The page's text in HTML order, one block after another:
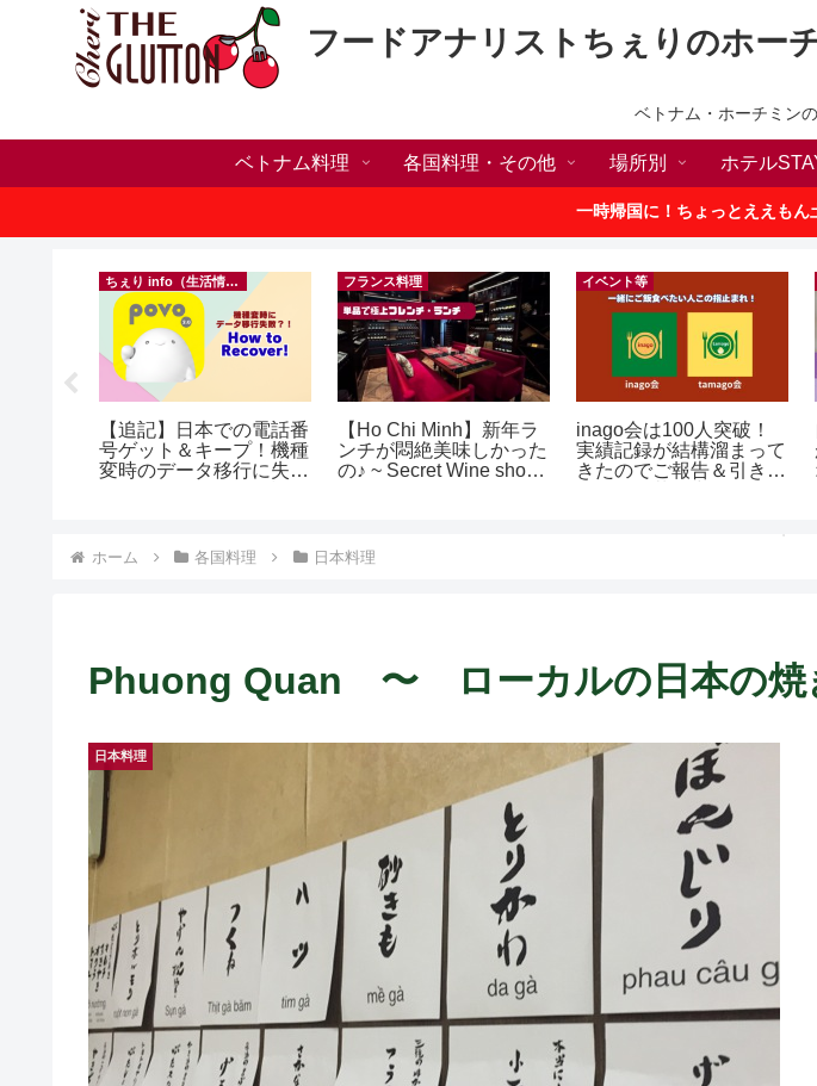
フードアナリストちぇりのホー
ベトナム・ホーチミン
ベトナム料理 各国料理・その他 場所別 ホテル
一時帰国に！ちょっとええもん
ちぇり info（生活情報）
【追記】日本での電話番
号ゲット＆キープ！機種
変時のデータ移行に失敗
フランス料理
【Ho Chi Minh】新年ラ
ンチが悶絶美味しかった
の♪ ~ Secret Wine shop
イベント等
inago会は100人突破！
実績記録が結構溜まって
きたのでご報告＆引き続
ホーム 各国料理 日本料理
Phuong Quan 〜 ローカルの日本の焼
日本料理